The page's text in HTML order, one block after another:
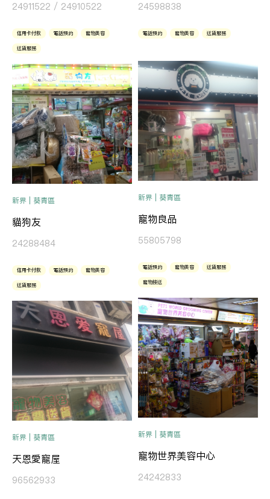
24911522 / 24910522
信用卡付款 電話預約 寵物美容
送貨服務
24598838
電話預約 寵物美容 送貨服務
新界 | 葵青區
寵物良品
55805798
電話預約 寵物美容 送貨服務
寵物接送
新界 | 葵青區
貓狗友
24288484
信用卡付款 電話預約 寵物美容
送貨服務
新界 | 葵青區
寵物世界美容中心
24242833
新界 | 葵青區
天恩愛寵屋
96562933